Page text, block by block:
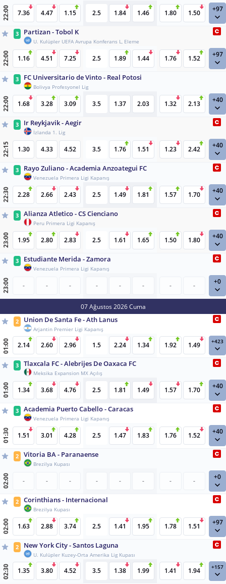
22:00 7.36 4.47 1.15 2.5 1.84 1.46 1.80 1.50 +97
3 Partizan - Tobol K
U. Kulüpler UEFA Avrupa Konferans L, Eleme
22:00 1.16 4.51 7.25 2.5 1.89 1.44 1.76 1.52 +97
3 FC Universitario de Vinto - Real Potosi
Bolivya Profesyonel Lig
22:00 1.68 3.28 3.09 3.5 1.37 2.03 1.32 2.13 +40
3 Ir Reykjavik - Aegir
İzlanda 1. Lig
22:15 1.30 4.33 4.52 3.5 1.76 1.51 1.23 2.42 +40
3 Rayo Zuliano - Academia Anzoategui FC
Venezuela Primera Ligi Kapanış
22:30 2.28 2.66 2.43 2.5 1.49 1.81 1.57 1.70 +40
3 Alianza Atletico - CS Cienciano
Peru Primera Ligi Kapanış
23:00 1.95 2.80 2.83 2.5 1.61 1.65 1.50 1.80 +40
3 Estudiante Merida - Zamora
Venezuela Primera Ligi Kapanış
23:00 - - - - - - - - +0
07 Ağustos 2026 Cuma
2 Union De Santa Fe - Ath Lanus
Arjantin Premier Ligi Kapanış
01:00 2.14 2.60 2.96 1.5 2.24 1.34 1.92 1.49 +423
3 Tlaxcala FC - Alebrijes De Oaxaca FC
Meksika Expansion MX Açılış
01:00 1.34 3.68 4.76 2.5 1.81 1.49 1.57 1.70 +40
3 Academia Puerto Cabello - Caracas
Venezuela Primera Ligi Kapanış
01:30 1.51 3.01 4.28 2.5 1.47 1.83 1.76 1.52 +40
2 Vitoria BA - Paranaense
Brezilya Kupası
02:00 - - - - - - - - +0
2 Corinthians - Internacional
Brezilya Kupası
02:00 1.63 2.88 3.74 2.5 1.41 1.95 1.78 1.51 +97
2 New York City - Santos Laguna
U. Kulüpler Kuzey-Orta Amerika Lig Kupası
02:30 1.35 3.80 4.52 3.5 1.38 1.99 1.41 1.94 +157